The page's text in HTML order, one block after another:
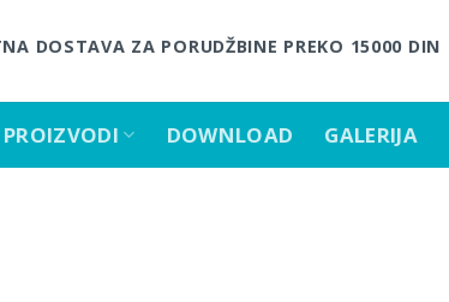
DOSTAVA ZA PORUDŽBINE PREKO 15000 DIN
PROIZVODI DOWNLOAD GALERIJA